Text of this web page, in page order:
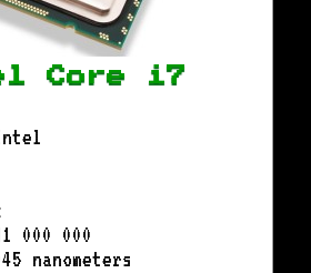
Core i7
000 000
nanometers